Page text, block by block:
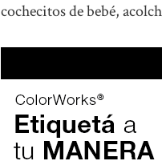
cochecitos de bebé,